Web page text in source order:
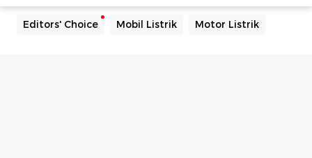
Editors' Choice Mobil Listrik Motor Listrik